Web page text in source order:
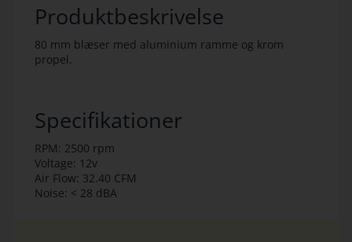
Produktbeskrivelse
80 mm blæser med aluminium ramme og krom
propel.
Specifikationer
RPM: 2500 rpm
Voltage: 12v
Air Flow: 32.40 CFM
Noise: < 28 dBA